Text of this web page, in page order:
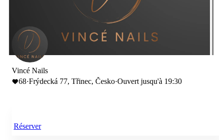
Vincé Nails
68·Frýdecká 77, Třinec, Česko·Ouvert jusqu'à 19:30
Réserver